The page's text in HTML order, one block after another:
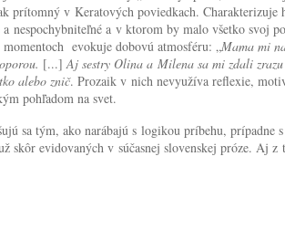
prítomný v Keratových poviedkach.
a v ktorom by malo všetko svoj
evokuje dobovú atmosféru: „Mama mi
[...]Aj sestry Olina a Milena sa mi zdali zrazu
alebo znič. Prozaik v nich nevyužíva reflexie,
pohľadom na svet.
sa tým, ako narábajú s logikou príbehu,
skôr evidovaných v súčasnej slovenskej próze. Aj